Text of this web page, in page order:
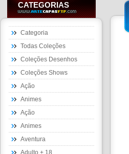
CATEGORIAS
Categoria
Todas Coleções
Coleções Desenhos
Coleções Shows
Ação
Animes
Ação
Animes
Aventura
Adulto + 18